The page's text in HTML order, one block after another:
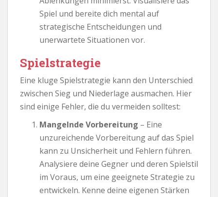
Spiel und bereite dich mental auf
strategische Entscheidungen und
unerwartete Situationen vor.
Spielstrategie
Eine kluge Spielstrategie kann den Unterschied
zwischen Sieg und Niederlage ausmachen. Hier
sind einige Fehler, die du vermeiden solltest:
Mangelnde Vorbereitung – Eine
unzureichende Vorbereitung auf das Spiel
kann zu Unsicherheit und Fehlern führen.
Analysiere deine Gegner und deren Spielstil
im Voraus, um eine geeignete Strategie zu
entwickeln. Kenne deine eigenen Stärken